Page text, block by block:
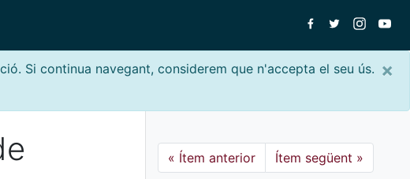
×
Si continua navegant, considerem que n'accepta el seu ús.
« Ítem anterior Ítem següent »